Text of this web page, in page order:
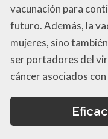
vacunación para
futuro. Además, la
mujeres, sino
ser portadores del
cáncer asociados con